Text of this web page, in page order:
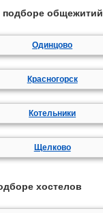
подборе общежитий
Одинцово
Красногорск
Котельники
Щелково
хостелов